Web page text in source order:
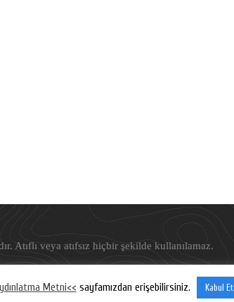
Atıflı veya atıfsız hiçbir şekilde kullanılamaz.
Metni<< sayfamızdan erişebilirsiniz. Kabul Et